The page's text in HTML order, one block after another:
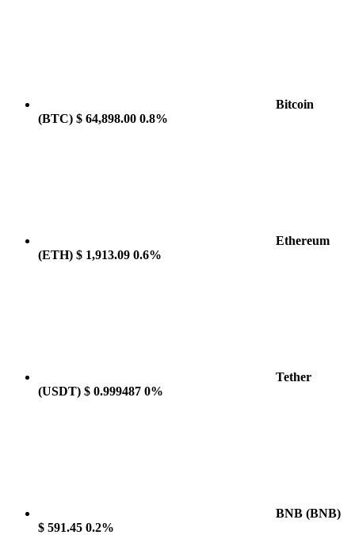
Bitcoin
(BTC) $ 64,898.00 0.8%
Ethereum
(ETH) $ 1,913.09 0.6%
Tether
(USDT) $ 0.999487 0%
BNB (BNB)
$ 591.45 0.2%